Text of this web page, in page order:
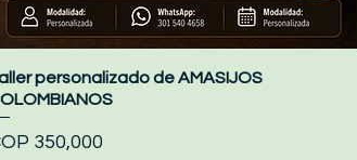
Quick View
personalizado de AMASIJOS
350,000